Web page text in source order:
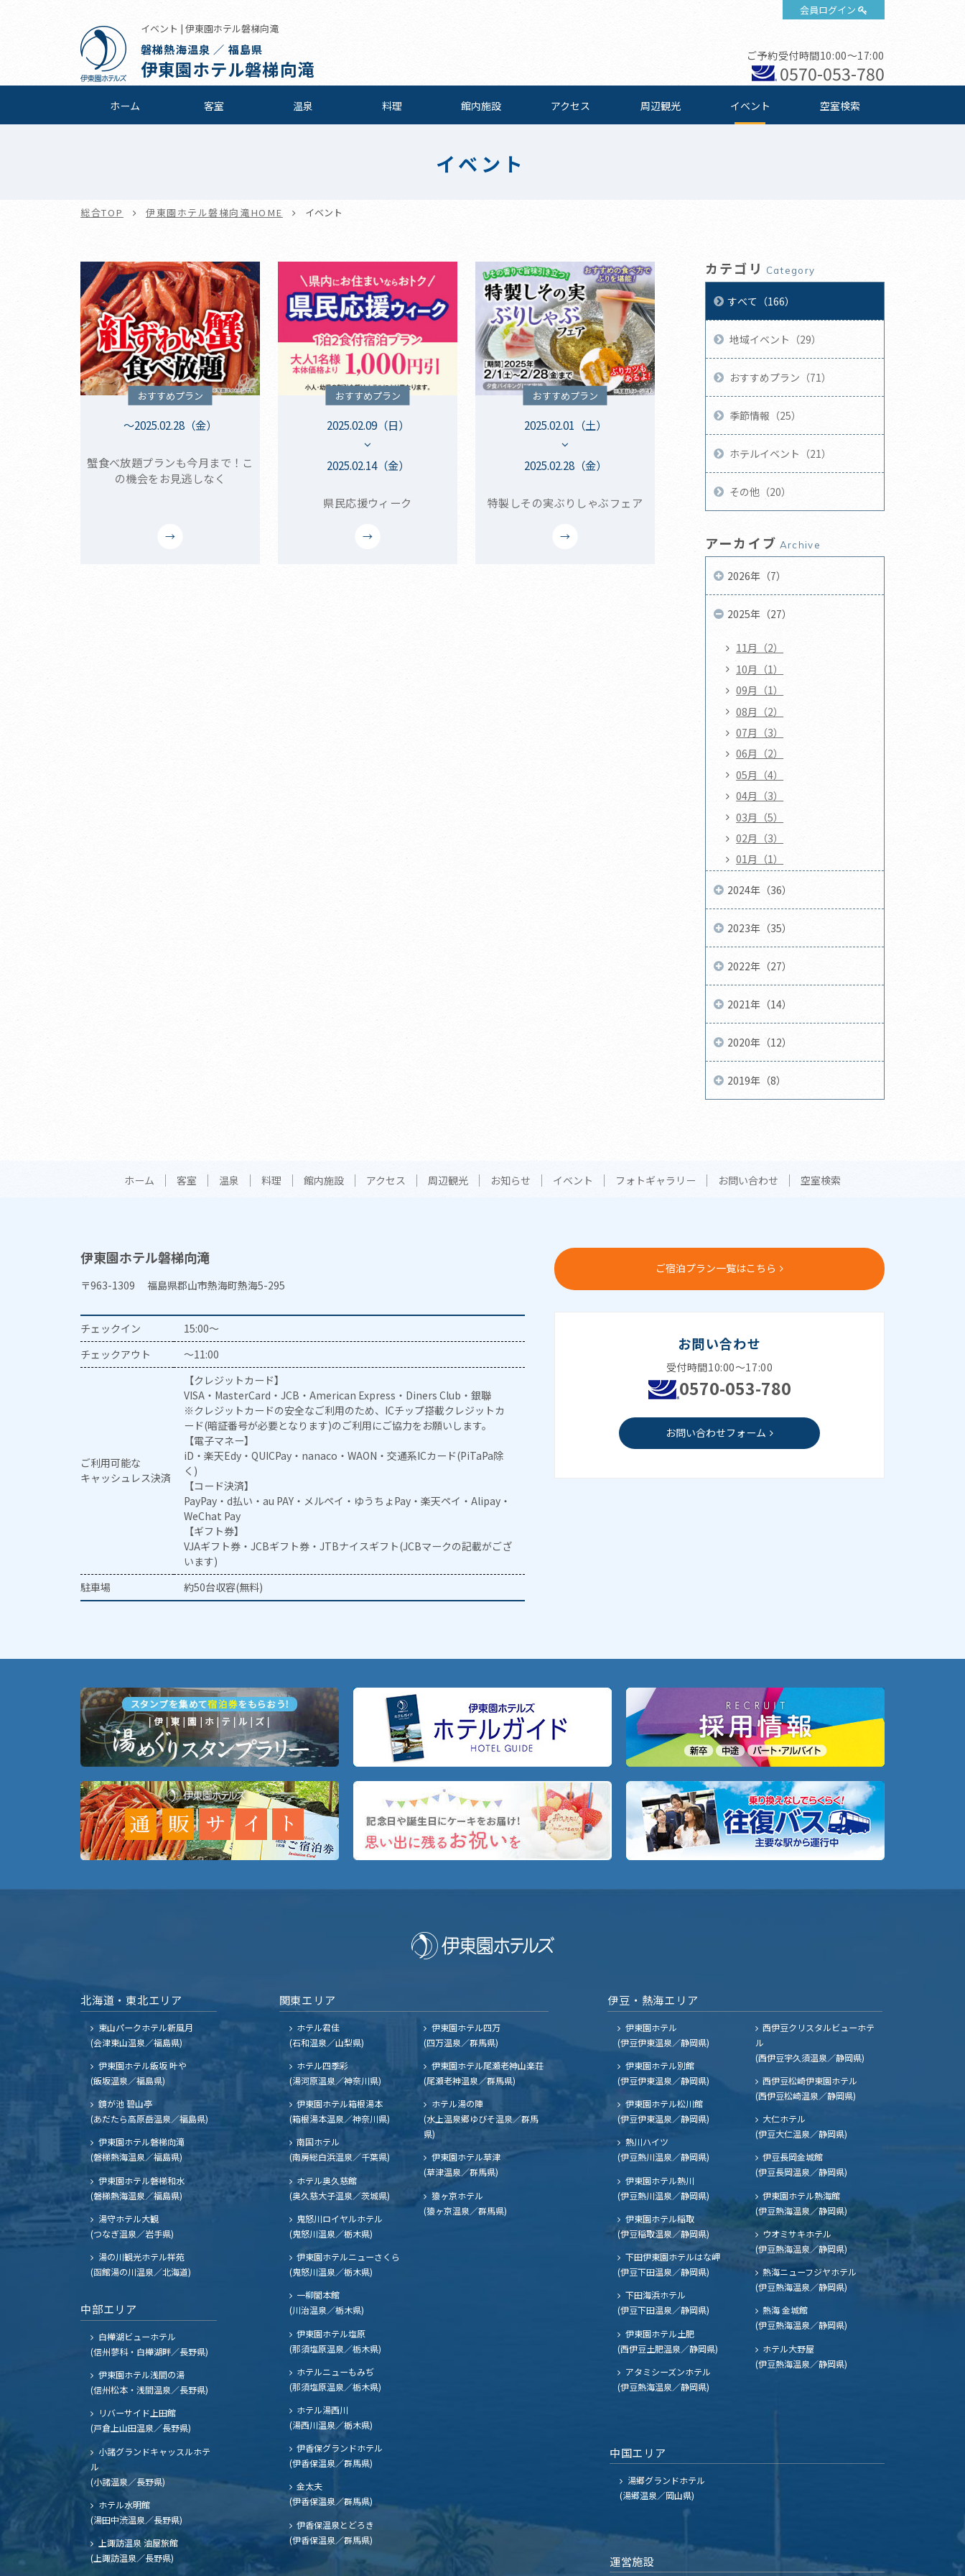
会員ログイン
イベント | 伊東園ホテル磐梯向滝
磐梯熱海温泉 ／ 福島県
伊東園ホテル磐梯向滝
ご予約受付時間10:00～17:00
0570-053-780
ホーム 客室 温泉 料理 館内施設 アクセス 周辺観光 イベント 空室検索
イベント
総合TOP 伊東園ホテル磐梯向滝HOME イベント
おすすめプラン
～2025.02.28（金）
蟹食べ放題プランも今月まで！こ
の機会をお見逃しなく
おすすめプラン
2025.02.09（日）
2025.02.14（金）
県民応援ウィーク
おすすめプラン
2025.02.01（土）
2025.02.28（金）
特製しその実ぶりしゃぶフェア
カテゴリ Category
すべて（166）
地域イベント（29）
おすすめプラン（71）
季節情報（25）
ホテルイベント（21）
その他（20）
アーカイブ Archive
2026年（7）
2025年（27）
11月（2）
10月（1）
09月（1）
08月（2）
07月（3）
06月（2）
05月（4）
04月（3）
03月（5）
02月（3）
01月（1）
2024年（36）
2023年（35）
2022年（27）
2021年（14）
2020年（12）
2019年（8）
ホーム 客室 温泉 料理 館内施設 アクセス 周辺観光 お知らせ イベント フォトギャラリー お問い合わせ 空室検索
伊東園ホテル磐梯向滝
〒963-1309 福島県郡山市熱海町熱海5-295
チェックイン
15:00～
チェックアウト
～11:00
ご利用可能な
キャッシュレス決済
【クレジットカード】
VISA・MasterCard・JCB・American Express・Diners Club・銀聯
※クレジットカードの安全なご利用のため、ICチップ搭載クレジットカ
ード(暗証番号が必要となります)のご利用にご協力をお願いします。
【電子マネー】
iD・楽天Edy・QUICPay・nanaco・WAON・交通系ICカード(PiTaPa除
く)
【コード決済】
PayPay・d払い・au PAY・メルペイ・ゆうちょPay・楽天ペイ・Alipay・
WeChat Pay
【ギフト券】
VJAギフト券・JCBギフト券・JTBナイスギフト(JCBマークの記載がござ
います)
駐車場
約50台収容(無料)
ご宿泊プラン一覧はこちら
お問い合わせ
受付時間10:00～17:00
0570-053-780
お問い合わせフォーム
北海道・東北エリア
東山パークホテル新風月
(会津東山温泉／福島県)
伊東園ホテル飯坂 叶や
(飯坂温泉／福島県)
鏡が池 碧山亭
(あだたら高原岳温泉／福島県)
伊東園ホテル磐梯向滝
(磐梯熱海温泉／福島県)
伊東園ホテル磐梯和水
(磐梯熱海温泉／福島県)
湯守ホテル大観
(つなぎ温泉／岩手県)
湯の川観光ホテル祥苑
(函館湯の川温泉／北海道)
中部エリア
白樺湖ビューホテル
(信州蓼科・白樺湖畔／長野県)
伊東園ホテル浅間の湯
(信州松本・浅間温泉／長野県)
リバーサイド上田館
(戸倉上山田温泉／長野県)
小諸グランドキャッスルホテ
ル
(小諸温泉／長野県)
ホテル水明館
(湯田中渋温泉／長野県)
上諏訪温泉 油屋旅館
(上諏訪温泉／長野県)
関東エリア
ホテル君佳
(石和温泉／山梨県)
ホテル四季彩
(湯河原温泉／神奈川県)
伊東園ホテル箱根湯本
(箱根湯本温泉／神奈川県)
南国ホテル
(南房総白浜温泉／千葉県)
ホテル奥久慈館
(奥久慈大子温泉／茨城県)
鬼怒川ロイヤルホテル
(鬼怒川温泉／栃木県)
伊東園ホテルニューさくら
(鬼怒川温泉／栃木県)
一柳閣本館
(川治温泉／栃木県)
伊東園ホテル塩原
(那須塩原温泉／栃木県)
ホテルニューもみぢ
(那須塩原温泉／栃木県)
ホテル湯西川
(湯西川温泉／栃木県)
伊香保グランドホテル
(伊香保温泉／群馬県)
金太夫
(伊香保温泉／群馬県)
伊香保温泉とどろき
(伊香保温泉／群馬県)
伊東園ホテル四万
(四万温泉／群馬県)
伊東園ホテル尾瀬老神山楽荘
(尾瀬老神温泉／群馬県)
ホテル湯の陣
(水上温泉郷ゆびそ温泉／群馬
県)
伊東園ホテル草津
(草津温泉／群馬県)
猿ヶ京ホテル
(猿ヶ京温泉／群馬県)
伊豆・熱海エリア
伊東園ホテル
(伊豆伊東温泉／静岡県)
伊東園ホテル別館
(伊豆伊東温泉／静岡県)
伊東園ホテル松川館
(伊豆伊東温泉／静岡県)
熱川ハイツ
(伊豆熱川温泉／静岡県)
伊東園ホテル熱川
(伊豆熱川温泉／静岡県)
伊東園ホテル稲取
(伊豆稲取温泉／静岡県)
下田伊東園ホテルはな岬
(伊豆下田温泉／静岡県)
下田海浜ホテル
(伊豆下田温泉／静岡県)
伊東園ホテル土肥
(西伊豆土肥温泉／静岡県)
西伊豆クリスタルビューホテ
ル
(西伊豆宇久須温泉／静岡県)
西伊豆松崎伊東園ホテル
(西伊豆松崎温泉／静岡県)
大仁ホテル
(伊豆大仁温泉／静岡県)
伊豆長岡金城館
(伊豆長岡温泉／静岡県)
伊東園ホテル熱海館
(伊豆熱海温泉／静岡県)
ウオミサキホテル
(伊豆熱海温泉／静岡県)
熱海ニューフジヤホテル
(伊豆熱海温泉／静岡県)
熱海 金城館
(伊豆熱海温泉／静岡県)
ホテル大野屋
(伊豆熱海温泉／静岡県)
アタミシーズンホテル
(伊豆熱海温泉／静岡県)
中国エリア
湯郷グランドホテル
(湯郷温泉／岡山県)
運営施設